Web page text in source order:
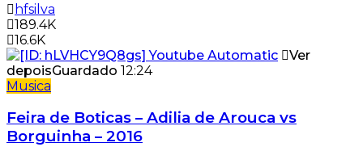
hfsilva
189.4K
16.6K
Ver
depoisGuardado 12:24
Musica
Feira de Boticas – Adilia de Arouca vs
Borguinha – 2016